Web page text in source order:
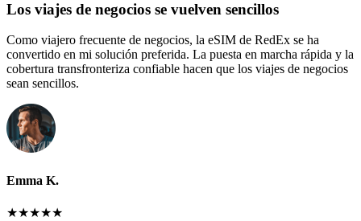
Los viajes de negocios se vuelven sencillos
Como viajero frecuente de negocios, la eSIM de RedEx se ha
convertido en mi solución preferida. La puesta en marcha rápida y la
cobertura transfronteriza confiable hacen que los viajes de negocios
sean sencillos.
Emma K.
★★★★★